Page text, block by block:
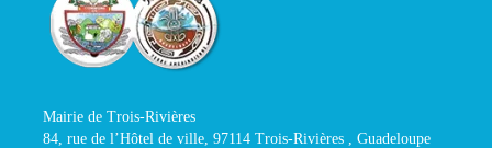
Mairie de Trois-Rivières
84, rue de l’Hôtel de ville, 97114 Trois-Rivières , Guadeloupe